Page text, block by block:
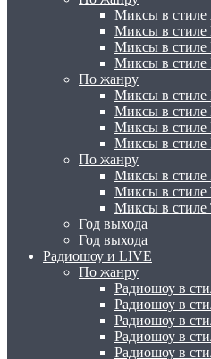
Миксы в стиле
Миксы в стиле
Миксы в стиле
Миксы в стиле
По жанру
Миксы в стиле
Миксы в стиле
Миксы в стиле
Миксы в стиле
По жанру
Миксы в стиле
Миксы в стиле
Миксы в стиле
Год выхода
Год выхода
Радиошоу и LIVE
По жанру
Радиошоу в
Радиошоу в
Радиошоу в
Радиошоу в
Радиошоу в